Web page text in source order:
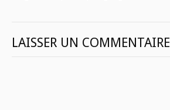
LAISSER UN COMMENTAIRE